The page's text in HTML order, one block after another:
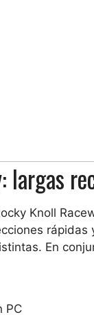
largas
Knoll
En
PC